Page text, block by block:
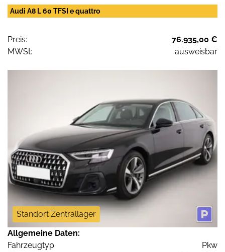
Audi A8 L 60 TFSI e quattro
Preis:
76.935,00 €
MWSt:
ausweisbar
Standort Zentrallager
Allgemeine Daten:
Fahrzeugtyp
Pkw